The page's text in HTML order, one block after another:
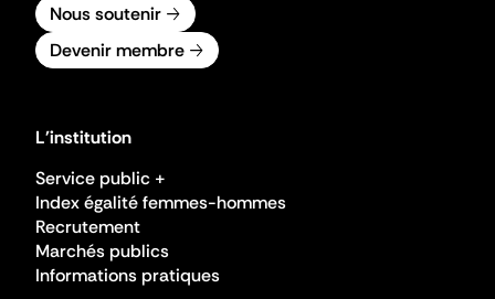
Nous soutenir
Devenir membre
L'institution
Service public +
Index égalité femmes-hommes
Recrutement
Marchés publics
Informations pratiques